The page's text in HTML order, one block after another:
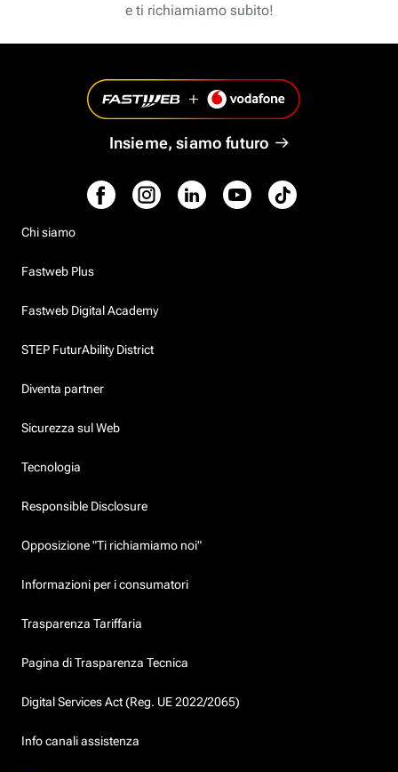
e ti richiamiamo subito!
Insieme, siamo futuro
Chi siamo
Fastweb Plus
Fastweb Digital Academy
STEP FuturAbility District
Diventa partner
Sicurezza sul Web
Tecnologia
Responsible Disclosure
Opposizione "Ti richiamiamo noi"
Informazioni per i consumatori
Trasparenza Tariffaria
Pagina di Trasparenza Tecnica
Digital Services Act (Reg. UE 2022/2065)
Info canali assistenza